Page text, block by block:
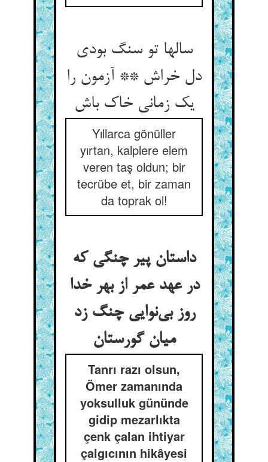
سالها تو سنگ بودی
دل خراش ** آزمون را
یک زمانی خاک باش‌‌
Yıllarca gönüller
yırtan, kalplere elem
veren taş oldun; bir
tecrübe et, bir zaman
da toprak ol!
داستان پیر چنگی که
در عهد عمر از بهر خدا
روز بی‌‌نوایی چنگ زد
Tanrı razı olsun,
Ömer zamanında
yoksulluk gününde
gidip mezarlıkta
çenk çalan ihtiyar
çalgıcının hikâyesi